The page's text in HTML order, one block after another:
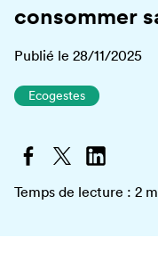
consommer
Publié le 28/11/2025
Ecogestes
Temps de lecture : 2